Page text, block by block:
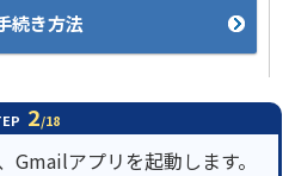
続き方法
2/18
Gmailアプリを起動します。